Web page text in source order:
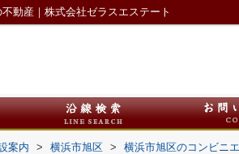
動産｜株式会社ゼラスエステート
案内 > 横浜市旭区 > 横浜市旭区のコンビニ